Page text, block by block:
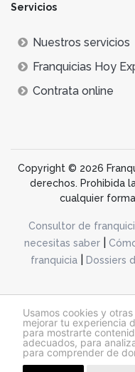
Usamos cookies y
mejorar tu experiencia
para mostrarte
adecuados, para
para comprender de
Servicios
Nuestros servicios
Franquicias Hoy
Contrata online
Copyright © 2026
derechos. Prohibida
cualquier
Consultor de
necesitas saber
franquicia| Dossiers
@franquiciashoy.es |Aviso legal